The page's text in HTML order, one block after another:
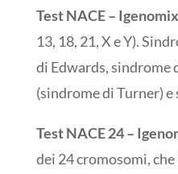
Test NACE – Igenomix
13, 18, 21, X e Y).
di Edwards, sindrome
(sindrome di Turner) e
Test NACE 24 –
dei 24 cromosomi,